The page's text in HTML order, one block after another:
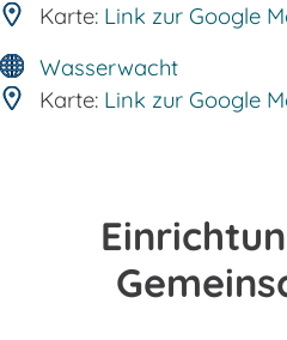
Karte: Link zur Google
Wasserwacht
Karte: Link zur Google